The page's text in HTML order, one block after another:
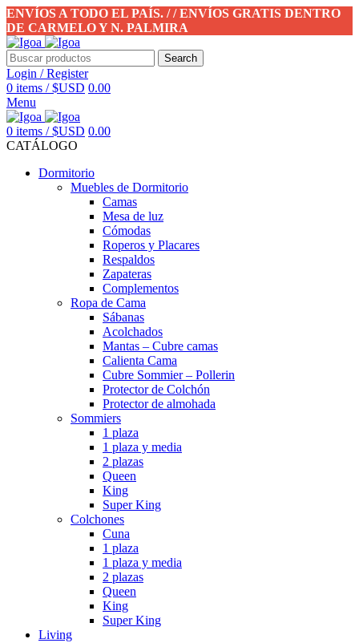
ENVÍOS A TODO EL PAÍS. / / ENVÍOS GRATIS DENTRO
DE CARMELO Y N. PALMIRA
Search
Login / Register
0 items / $USD 0.00
Menu
0 items / $USD 0.00
CATÁLOGO
Dormitorio
Muebles de Dormitorio
Camas
Mesa de luz
Cómodas
Roperos y Placares
Respaldos
Zapateras
Complementos
Ropa de Cama
Sábanas
Acolchados
Mantas – Cubre camas
Calienta Cama
Cubre Sommier – Pollerin
Protector de Colchón
Protector de almohada
Sommiers
1 plaza
1 plaza y media
2 plazas
Queen
King
Super King
Colchones
Cuna
1 plaza
1 plaza y media
2 plazas
Queen
King
Super King
Living